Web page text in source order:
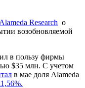
Research о
возобновляемой
в пользу фирмы
$35 млн. С учетом
в мае доля Alameda